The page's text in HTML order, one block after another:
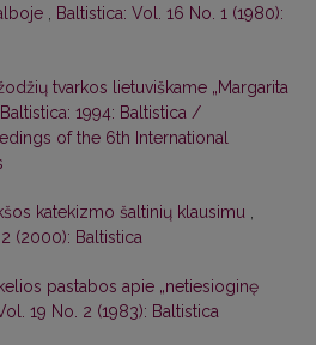
, Baltistica: Vol. 16 No. 1 (1980):
tvarkos lietuviškame „Margarita
Baltistica: 1994: Baltistica /
of the 6th International
katekizmo šaltinių klausimu ,
(2000): Baltistica
pastabos apie „netiesioginę
19 No. 2 (1983): Baltistica